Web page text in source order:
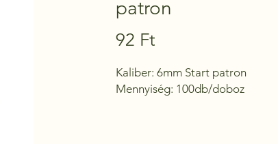
patron
92 Ft
Kaliber: 6mm Start patron
Mennyiség: 100db/doboz